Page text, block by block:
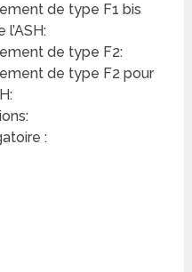
de type F1 bis
de type F2:
de type F2 pour
: